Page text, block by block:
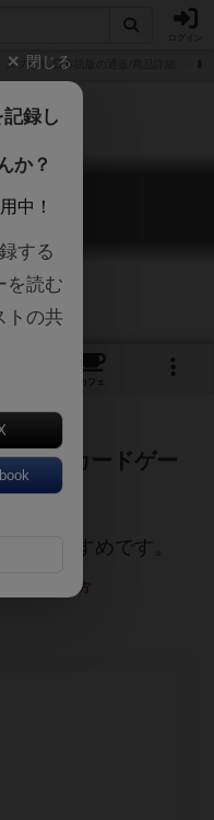
スプリト 日本語版の通販/商品詳細
カフェ
したカードゲー
らおすすめです。
くださった方
閉じる
録し
か？
中！
する
を読む
トの共